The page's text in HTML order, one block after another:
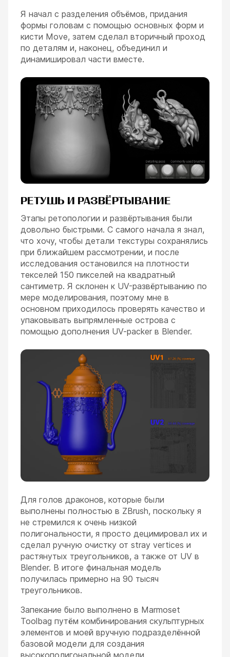
Я начал с разделения объёмов, придания
формы головам с помощью основных форм и
кисти Move, затем сделал вторичный проход
по деталям и, наконец, объединил и
динамишировал части вместе.
РЕТУШЬ И РАЗВЁРТЫВАНИЕ
Этапы ретопологии и развёртывания были
довольно быстрыми. С самого начала я знал,
что хочу, чтобы детали текстуры сохранялись
при ближайшем рассмотрении, и после
исследования остановился на плотности
текселей 150 пикселей на квадратный
сантиметр. Я склонен к UV-развёртыванию по
мере моделирования, поэтому мне в
основном приходилось проверять качество и
упаковывать выпрямленные острова с
помощью дополнения UV-packer в Blender.
Для голов драконов, которые были
выполнены полностью в ZBrush, поскольку я
не стремился к очень низкой
полигональности, я просто децимировал их и
сделал ручную очистку от stray vertices и
растянутых треугольников, а также от UV в
Blender. В итоге финальная модель
получилась примерно на 90 тысяч
треугольников.
Запекание было выполнено в Marmoset
Toolbag путём комбинирования скульптурных
элементов и моей вручную подразделённой
базовой модели для создания